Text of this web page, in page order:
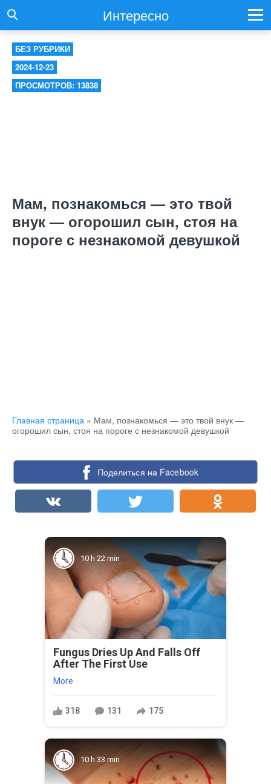
Интересно
БЕЗ РУБРИКИ
2024-12-23
ПРОСМОТРОВ: 13838
Мам, познакомься — это твой
внук — огорошил сын, стоя на
пороге с незнакомой девушкой
Главная страница » Мам, познакомься — это твой внук —
огорошил сын, стоя на пороге с незнакомой девушкой
Поделиться на Facebook
10 h 22 min
Fungus Dries Up And Falls Off
After The First Use
More
318 131 175
10 h 33 min